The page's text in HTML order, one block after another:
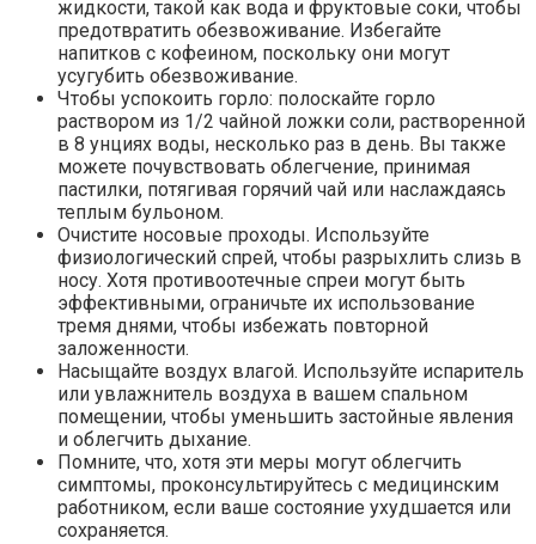
жидкости, такой как вода и фруктовые соки, чтобы
предотвратить обезвоживание. Избегайте
напитков с кофеином, поскольку они могут
усугубить обезвоживание.
Чтобы успокоить горло: полоскайте горло
раствором из 1/2 чайной ложки соли, растворенной
в 8 унциях воды, несколько раз в день. Вы также
можете почувствовать облегчение, принимая
пастилки, потягивая горячий чай или наслаждаясь
теплым бульоном.
Очистите носовые проходы. Используйте
физиологический спрей, чтобы разрыхлить слизь в
носу. Хотя противоотечные спреи могут быть
эффективными, ограничьте их использование
тремя днями, чтобы избежать повторной
заложенности.
Насыщайте воздух влагой. Используйте испаритель
или увлажнитель воздуха в вашем спальном
помещении, чтобы уменьшить застойные явления
и облегчить дыхание.
Помните, что, хотя эти меры могут облегчить
симптомы, проконсультируйтесь с медицинским
работником, если ваше состояние ухудшается или
сохраняется.